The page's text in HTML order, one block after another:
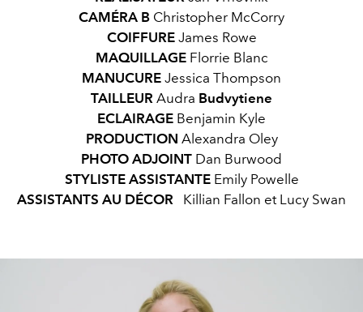
CAMÉRA B Christopher McCorry
COIFFURE James Rowe
MAQUILLAGE Florrie Blanc
MANUCURE Jessica Thompson
TAILLEUR Audra Budvytiene
ECLAIRAGE Benjamin Kyle
PRODUCTION Alexandra Oley
PHOTO ADJOINT Dan Burwood
STYLISTE ASSISTANTE Emily Powelle
ASSISTANTS AU DÉCOR
Killian Fallon et Lucy Swan